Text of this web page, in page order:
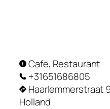
Cafe, Restaurant
+31651686805
Haarlemmerstraat
Holland